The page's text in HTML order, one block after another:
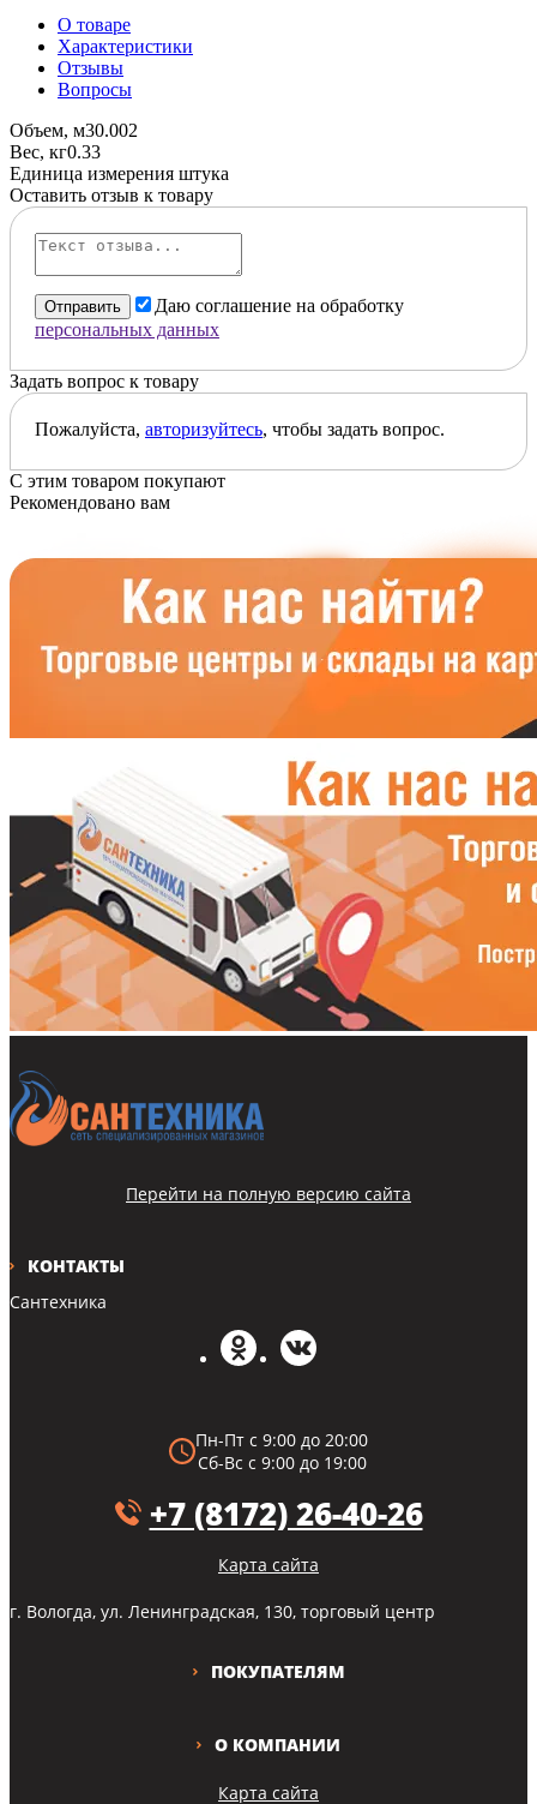
О товаре
Характеристики
Отзывы
Вопросы
Объем, м30.002
Вес, кг0.33
Единица измерения штука
Оставить отзыв к товару
Отправить
Даю соглашение на обработку
персональных данных
Задать вопрос к товару
Пожалуйста, авторизуйтесь, чтобы задать вопрос.
С этим товаром покупают
Рекомендовано вам
Карта сайта
О КОМПАНИИ
ПОКУПАТЕЛЯМ
КОНТАКТЫ
Сантехника
Пн-Пт с 9:00 до 20:00
Сб-Вс с 9:00 до 19:00
+7 (8172) 26-40-26
Карта сайта
г. Вологда, ул. Ленинградская, 130, торговый центр
Перейти на полную версию сайта